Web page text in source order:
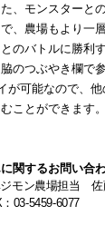
、モンスターと
、農場もより一
のバトルに勝利
のつぶやき欄で
が可能なので、
ことができます。
関するお問い合わ
モン農場担当 佐
： 03-5459-6077